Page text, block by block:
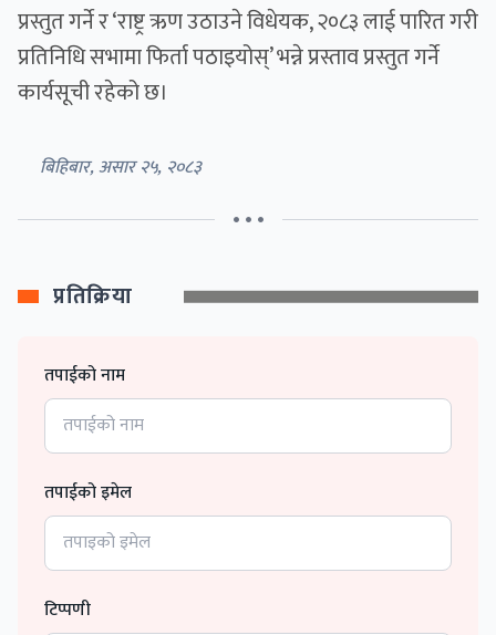
प्रस्तुत गर्ने र ‘राष्ट्र ऋण उठाउने विधेयक, २०८३ लाई पारित गरी
प्रतिनिधि सभामा फिर्ता पठाइयोस्’ भन्ने प्रस्ताव प्रस्तुत गर्ने
कार्यसूची रहेको छ।
बिहिबार, असार २५, २०८३
• • •
प्रतिक्रिया
तपाईको नाम
तपाईको इमेल
टिप्पणी